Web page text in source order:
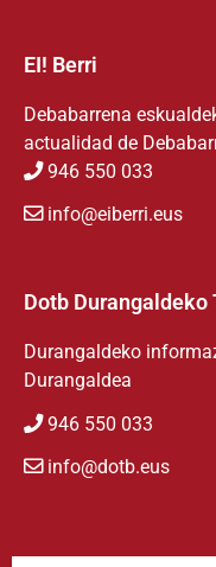
EI! Berri
Debabarrena
actualidad de
946 550 033
info@eiberri.eus
Dotb Durangaldeko
Durangaldeko
Durangaldea
946 550 033
info@dotb.eus